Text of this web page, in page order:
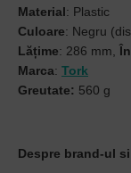
Material: Plastic
Culoare: Negru
Lățime: 286 mm,
Marca: Tork
Greutate: 560 g
Despre brand-ul si